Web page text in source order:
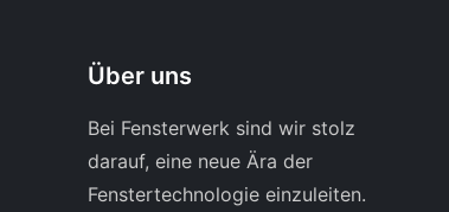
Über uns
Bei Fensterwerk sind wir stolz
darauf, eine neue Ära der
Fenstertechnologie einzuleiten.